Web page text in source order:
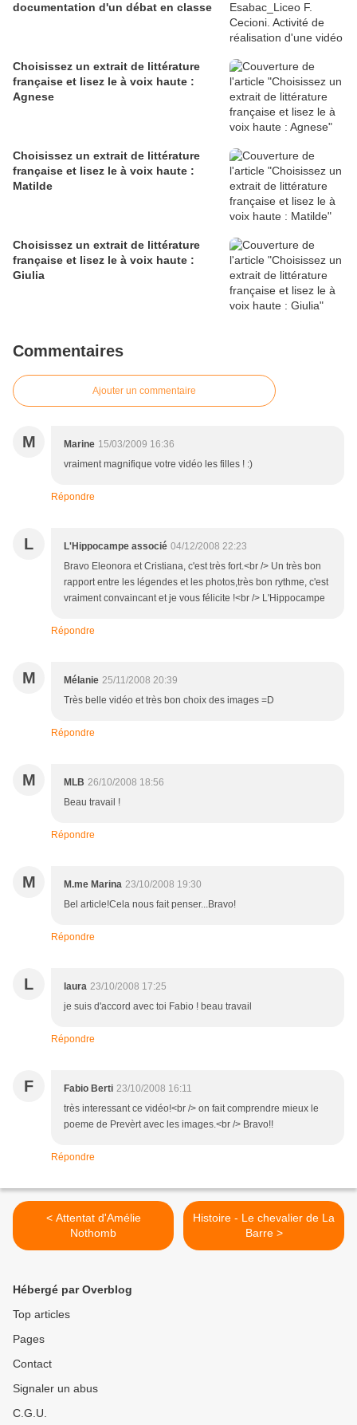
documentation d'un débat en classe
Choisissez un extrait de littérature
française et lisez le à voix haute :
Agnese
Choisissez un extrait de littérature
française et lisez le à voix haute :
Matilde
Choisissez un extrait de littérature
française et lisez le à voix haute :
Giulia
Commentaires
Ajouter un commentaire
M Marine 15/03/2009 16:36
vraiment magnifique votre vidéo les filles ! :)
Répondre
L L'Hippocampe associé 04/12/2008 22:23
Bravo Eleonora et Cristiana, c'est très fort.<br /> Un très bon
rapport entre les légendes et les photos,très bon rythme, c'est
vraiment convaincant et je vous félicite !<br /> L'Hippocampe
Répondre
M Mélanie 25/11/2008 20:39
Très belle vidéo et très bon choix des images =D
Répondre
M MLB 26/10/2008 18:56
Beau travail !
Répondre
M M.me Marina 23/10/2008 19:30
Bel article!Cela nous fait penser...Bravo!
Répondre
L laura 23/10/2008 17:25
je suis d'accord avec toi Fabio ! beau travail
Répondre
F Fabio Berti 23/10/2008 16:11
très interessant ce vidéo!<br /> on fait comprendre mieux le
poeme de Prevèrt avec les images.<br /> Bravo!!
Répondre
< Attentat d'Amélie
Nothomb
Histoire - Le chevalier de La
Barre >
Hébergé par Overblog
Top articles
Pages
Contact
Signaler un abus
C.G.U.